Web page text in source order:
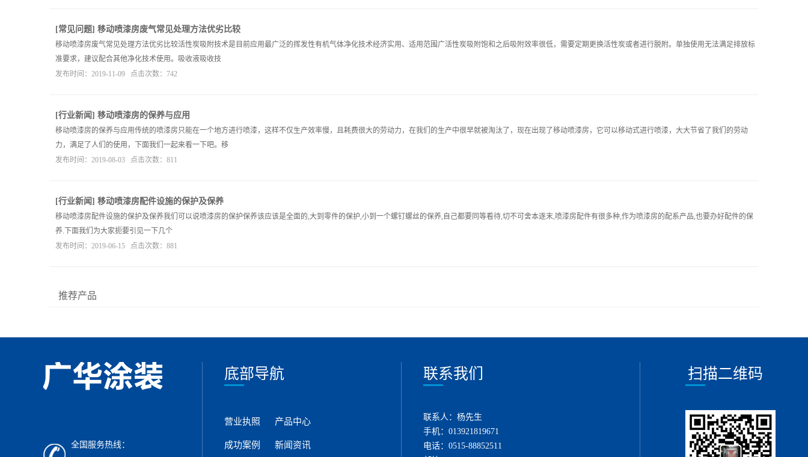
[常见问题] 移动喷漆房废气常见处理方法优劣比较
移动喷漆房废气常见处理方法优劣比较活性炭吸附技术是目前应用最广泛的挥发性有机气体净化技术经济实用、适用范围广活性炭吸附饱和之后吸附效率很低，需要定期更换活性炭或者进行脱附。单独使用无法满足排放标
准要求，建议配合其他净化技术使用。吸收液吸收技
发布时间：2019-11-09 点击次数：742
[行业新闻] 移动喷漆房的保养与应用
移动喷漆房的保养与应用传统的喷漆房只能在一个地方进行喷漆，这样不仅生产效率慢，且耗费很大的劳动力，在我们的生产中很早就被淘汰了，现在出现了移动喷漆房，它可以移动式进行喷漆，大大节省了我们的劳动
力，满足了人们的使用，下面我们一起来看一下吧。移
发布时间：2019-08-03 点击次数：811
[行业新闻] 移动喷漆房配件设施的保护及保养
移动喷漆房配件设施的保护及保养我们可以说喷漆房的保护保养该应该是全面的,大到零件的保护,小到一个螺钉螺丝的保养,自己都要同等看待,切不可舍本逐末,喷漆房配件有很多种,作为喷漆房的配系产品,也要办好配件的保
养.下面我们为大家扼要引见一下几个
发布时间：2019-06-15 点击次数：881
推荐产品
全国服务热线：
底部导航
营业执照 产品中心
成功案例 新闻资讯
联系我们
联系人：杨先生
手机：013921819671
电话：0515-88852511
扫描二维码